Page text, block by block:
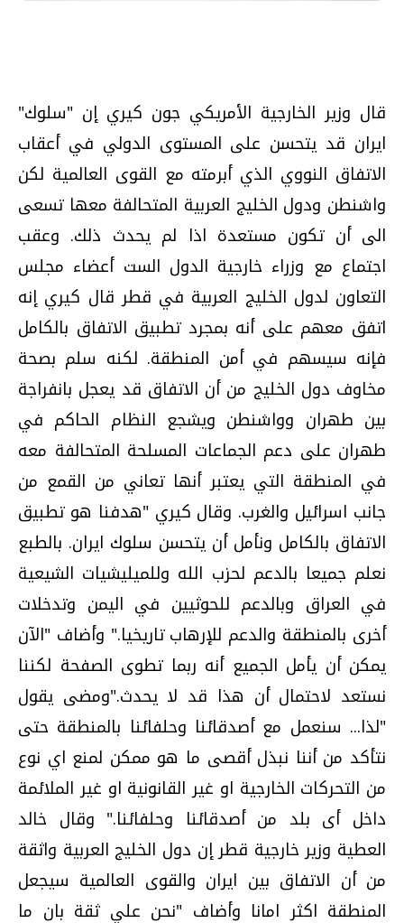
قال وزير الخارجية الأمريكي جون كيري إن "سلوك"
ايران قد يتحسن على المستوى الدولي في أعقاب
الاتفاق النووي الذي أبرمته مع القوى العالمية لكن
واشنطن ودول الخليج العربية المتحالفة معها تسعى
الى أن تكون مستعدة اذا لم يحدث ذلك. وعقب
اجتماع مع وزراء خارجية الدول الست أعضاء مجلس
التعاون لدول الخليج العربية في قطر قال كيري إنه
اتفق معهم على أنه بمجرد تطبيق الاتفاق بالكامل
فإنه سيسهم في أمن المنطقة. لكنه سلم بصحة
مخاوف دول الخليج من أن الاتفاق قد يعجل بانفراجة
بين طهران وواشنطن ويشجع النظام الحاكم في
طهران على دعم الجماعات المسلحة المتحالفة معه
في المنطقة التي يعتبر أنها تعاني من القمع من
جانب اسرائيل والغرب. وقال كيري "هدفنا هو تطبيق
الاتفاق بالكامل ونأمل أن يتحسن سلوك ايران. بالطبع
نعلم جميعا بالدعم لحزب الله وللميليشيات الشيعية
في العراق وبالدعم للحوثيين في اليمن وتدخلات
أخرى بالمنطقة والدعم للإرهاب تاريخيا." وأضاف "الآن
يمكن أن يأمل الجميع أنه ربما تطوى الصفحة لكننا
نستعد لاحتمال أن هذا قد لا يحدث."ومضى يقول
"لذا... سنعمل مع أصدقائنا وحلفائنا بالمنطقة حتى
نتأكد من أننا نبذل أقصى ما هو ممكن لمنع اي نوع
من التحركات الخارجية او غير القانونية او غير الملائمة
داخل أى بلد من أصدقائنا وحلفائنا." وقال خالد
العطية وزير خارجية قطر إن دول الخليج العربية واثقة
من أن الاتفاق بين ايران والقوى العالمية سيجعل
المنطقة اكثر امانا وأضاف "نحن علي ثقة بان ما